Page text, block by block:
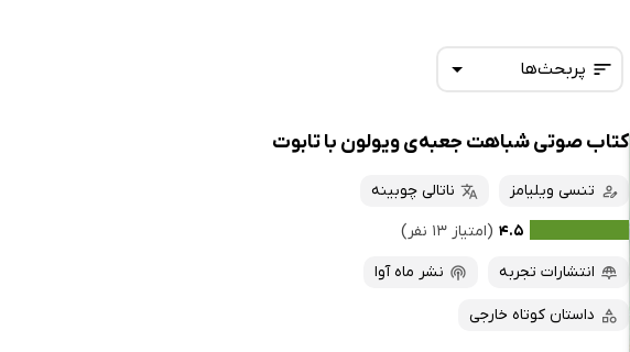
پربحث‌ها
تازه‌ها
داغ‌ترین‌ها
پربحث‌ها
ارزان ترین‌ها
کتاب صوتی شباهت جعبه‌ی ویولون با تابوت
تنسی ویلیامز
ناتالی چوبینه
۴.۵ (امتیاز ۱۳ نفر)
انتشارات تجربه
نشر ماه آوا
داستان کوتاه خارجی